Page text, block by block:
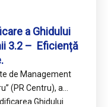
a Ghidului
3.2 – Eficiență
de Management
(PR Centru), a
Ghidului